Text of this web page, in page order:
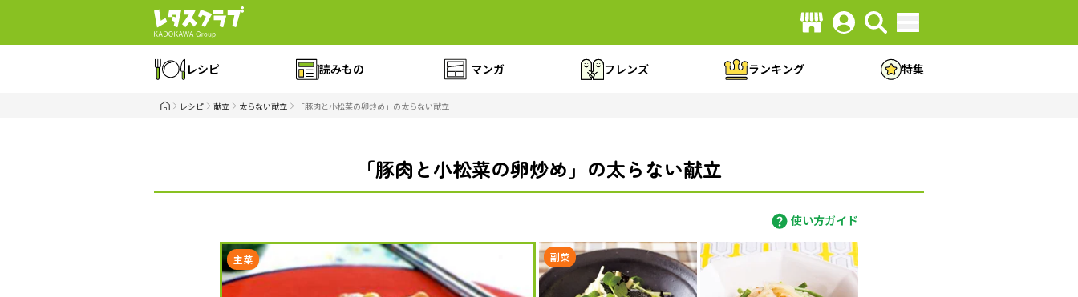
レシピ 読みもの マンガ フレンズ ランキング 特集
レシピ 献立 太らない献立 「豚肉と小松菜の卵炒め」の太らない献立
「豚肉と小松菜の卵炒め」の太らない献立
使い方ガイド
主菜 副菜